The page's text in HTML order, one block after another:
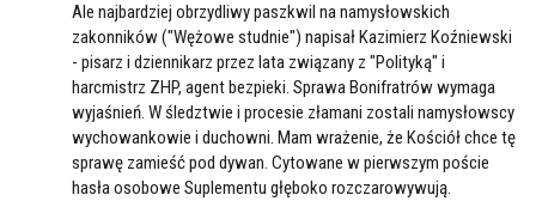
Ale najbardziej obrzydliwy paszkwil na namysłowskich
zakonników ("Wężowe studnie") napisał Kazimierz Koźniewski
- pisarz i dziennikarz przez lata związany z "Polityką" i
harcmistrz ZHP, agent bezpieki. Sprawa Bonifratrów wymaga
wyjaśnień. W śledztwie i procesie złamani zostali namysłowscy
wychowankowie i duchowni. Mam wrażenie, że Kościół chce tę
sprawę zamieść pod dywan. Cytowane w pierwszym poście
hasła osobowe Suplementu głęboko rozczarowywują.